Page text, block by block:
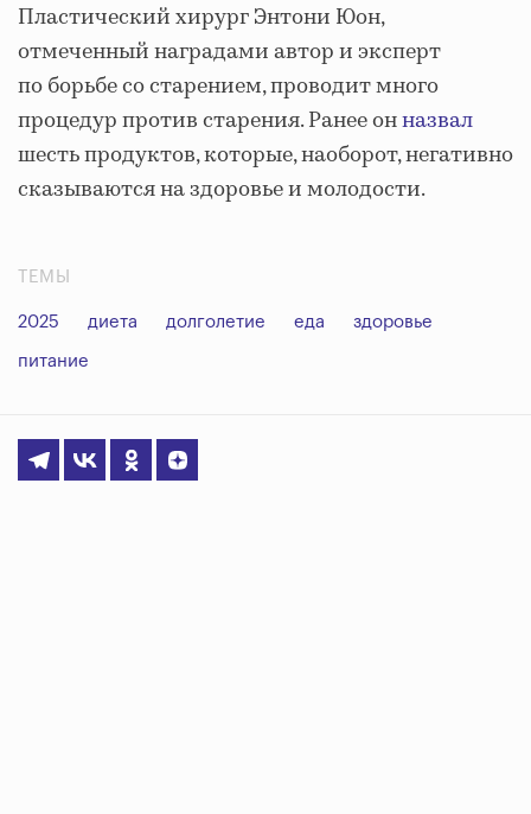
Пластический хирург Энтони Юон,
отмеченный наградами автор и эксперт
по борьбе со старением, проводит много
процедур против старения. Ранее онназвал
шесть продуктов, которые, наоборот, негативно
сказываются на здоровье и молодости.
ТЕМЫ
2025 диета долголетие еда здоровье
питание